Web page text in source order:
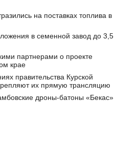
на поставках топлива в
в семенной завод до 3,5
партнерами о проекте
крае
правительства Курской
их прямую трансляцию
дроны-батоны «Бекас»